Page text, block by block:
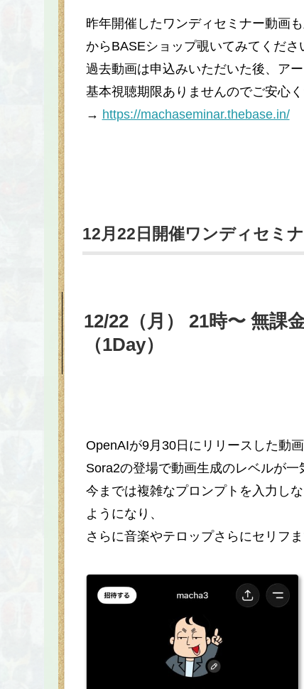
昨年開催したワンディセミナー動画も
からBASEショップ覗いてみてくださ
過去動画は申込みいただいた後、ア
基本視聴期限ありませんのでご安心く
→ https://machaseminar.thebase.in/
12月22日開催ワンディセミ
12/22（月） 21時〜 無課
（1Day）
OpenAIが9月30日にリリースした動画
Sora2の登場で動画生成のレベルが一
今までは複雑なプロンプトを入力し
ようになり、
さらに音楽やテロップさらにセリフ